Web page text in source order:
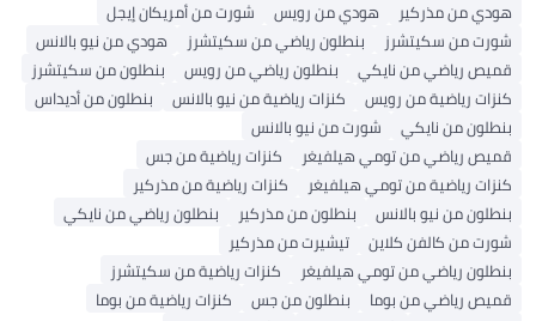
من مذركير
هودي من رويس
شورت من أمريكان إيجل
من سكيتشرز
بنطلون رياضي من سكيتشرز
هودي من نيو بالانس
رياضي من نايكي
بنطلون رياضي من رويس
بنطلون من سكيتشرز
رياضية من رويس
كنزات رياضية من نيو بالانس
بنطلون من أديداس
من نايكي
شورت من نيو بالانس
رياضي من تومي هيلفيغر
كنزات رياضية من جس
رياضية من تومي هيلفيغر
كنزات رياضية من مذركير
من نيو بالانس
بنطلون من مذركير
بنطلون رياضي من نايكي
من كالفن كلاين
تيشيرت من مذركير
رياضي من تومي هيلفيغر
كنزات رياضية من سكيتشرز
رياضي من بوما
بنطلون من جس
كنزات رياضية من بوما